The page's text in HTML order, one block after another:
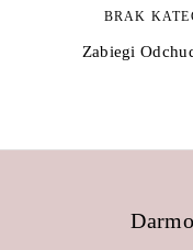
BRAK
Zabiegi